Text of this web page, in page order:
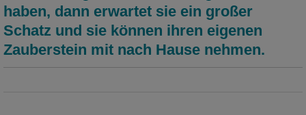
haben, dann erwartet sie ein großer
Schatz und sie können ihren eigenen
Zauberstein mit nach Hause nehmen.